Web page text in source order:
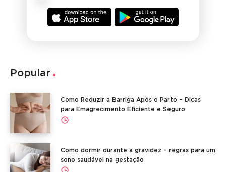
Popular
Como Reduzir a Barriga Após o Parto – Dicas
para Emagrecimento Eficiente e Seguro
Como dormir durante a gravidez - regras para um
sono saudável na gestação